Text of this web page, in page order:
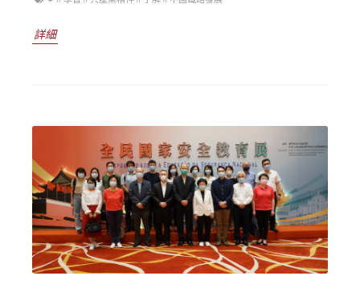
詳細